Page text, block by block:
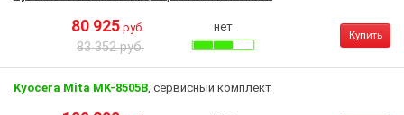
80 925 руб.
83 352 руб.
нет
Купить
Kyocera Mita MK-8505B, сервисный комплект